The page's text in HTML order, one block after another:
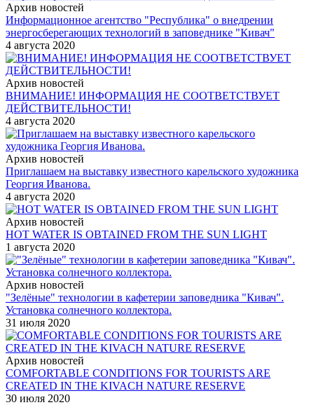
Архив новостей
Информационное агентство "Республика" о внедрении
энергосберегающих технологий в заповеднике "Кивач"
4 августа 2020
Архив новостей
ВНИМАНИЕ! ИНФОРМАЦИЯ НЕ СООТВЕТСТВУЕТ
ДЕЙСТВИТЕЛЬНОСТИ!
4 августа 2020
Архив новостей
Приглашаем на выставку известного карельского художника
Георгия Иванова.
4 августа 2020
Архив новостей
HOT WATER IS OBTAINED FROM THE SUN LIGHT
1 августа 2020
Архив новостей
"Зелёные" технологии в кафетерии заповедника "Кивач".
Установка солнечного коллектора.
31 июля 2020
Архив новостей
COMFORTABLE CONDITIONS FOR TOURISTS ARE
CREATED IN THE KIVACH NATURE RESERVE
30 июля 2020